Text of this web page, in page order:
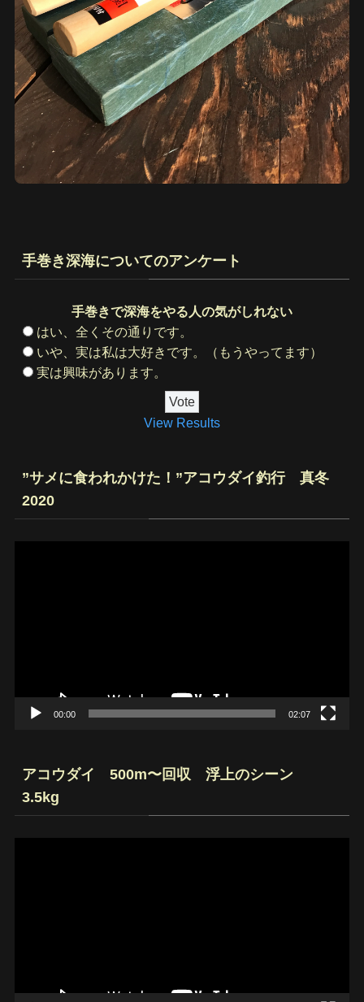
手巻き深海についてのアンケート
手巻きで深海をやる人の気がしれない
はい、全くその通りです。
いや、実は私は大好きです。（もうやってます）
実は興味があります。
View Results
”サメに食われかけた！”アコウダイ釣行 真冬
2020
00:00 02:07
アコウダイ 500m〜回収 浮上のシーン
3.5kg